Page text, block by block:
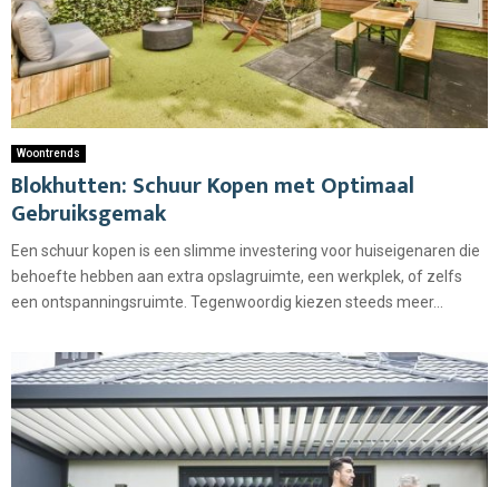
Woontrends
Blokhutten: Schuur Kopen met Optimaal
Gebruiksgemak
Een schuur kopen is een slimme investering voor huiseigenaren die
behoefte hebben aan extra opslagruimte, een werkplek, of zelfs
een ontspanningsruimte. Tegenwoordig kiezen steeds meer...